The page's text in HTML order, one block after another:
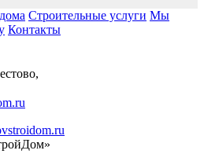
Строительные услуги Мы
Контакты